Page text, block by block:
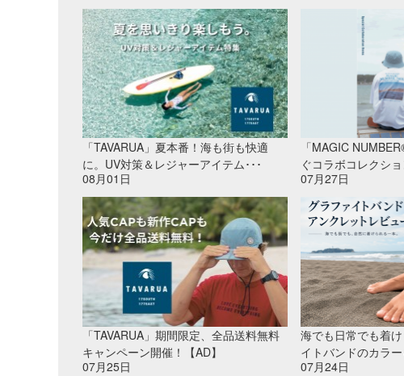
「TAVARUA」夏本番！海も街も快適
に。UV対策＆レジャーアイテム･･･
08月01日
「MAGIC
ぐコラボコレクシ
07月27日
「TAVARUA」期間限定、全品送料無料
キャンペーン開催！【AD】
07月25日
海でも日常でも着
イトバンドのカラ
07月24日